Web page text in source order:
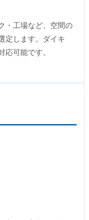
・工場など、空間の
定します。ダイキ
応可能です。